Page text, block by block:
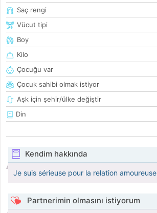
Saç rengi
Vücut tipi
Boy
Kilo
Çocuğu var
Çocuk sahibi olmak istiyor
Aşk için şehir/ülke değiştir
Din
Kendim hakkında
Je suis sérieuse pour la relation amoureuse
Partnerimin olmasını istiyorum